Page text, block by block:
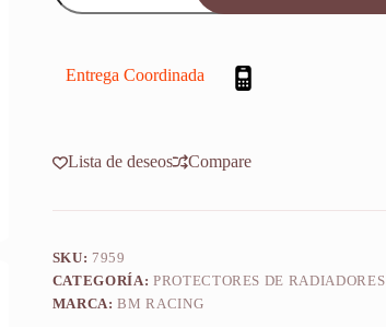
Ktm
2024-
Entrega Coordinada
Lista de deseos Compare
SKU: 7959
CATEGORÍA: PROTECTORES DE RADIADORES
MARCA:BM RACING